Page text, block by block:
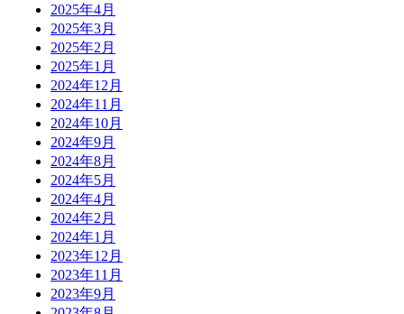
2025年4月
2025年3月
2025年2月
2025年1月
2024年12月
2024年11月
2024年10月
2024年9月
2024年8月
2024年5月
2024年4月
2024年2月
2024年1月
2023年12月
2023年11月
2023年9月